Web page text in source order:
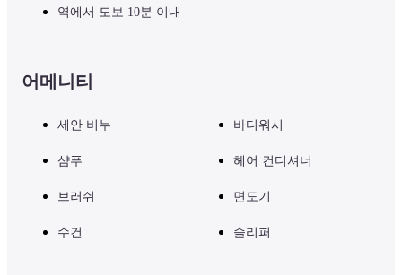
역에서 도보 10분 이내
어메니티
세안 비누 바디워시
샴푸 헤어 컨디셔너
브러쉬 면도기
수건 슬리퍼